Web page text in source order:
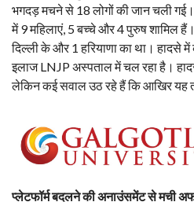
भगदड़ मचने से 18 लोगों की जान चली
में 9 महिलाएं, 5 बच्चे और 4 पुरुष शामिल
दिल्ली के और 1 हरियाणा का था। हादसे
इलाज LNJP अस्पताल में चल रहा है।
लेकिन कई सवाल उठ रहे हैं कि आखिर यह
प्लेटफॉर्म बदलने की अनाउंसमेंट से मची